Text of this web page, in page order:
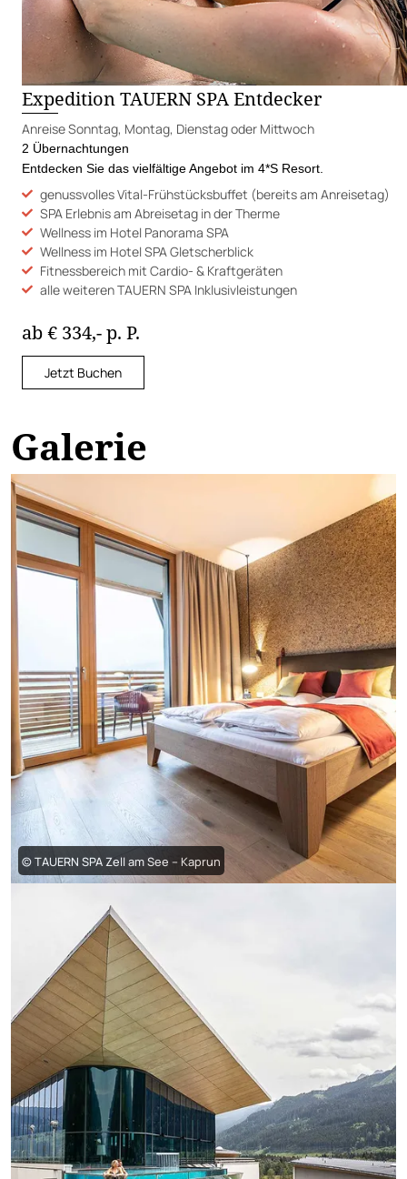
Expedition TAUERN SPA Entdecker
Anreise Sonntag, Montag, Dienstag oder Mittwoch
2 Übernachtungen
Entdecken Sie das vielfältige Angebot im 4*S Resort.
genussvolles Vital-Frühstücksbuffet (bereits am Anreisetag)
SPA Erlebnis am Abreisetag in der Therme
Wellness im Hotel Panorama SPA
Wellness im Hotel SPA Gletscherblick
Fitnessbereich mit Cardio- & Kraftgeräten
alle weiteren TAUERN SPA Inklusivleistungen
ab € 334,- p. P.
Jetzt Buchen
Galerie
© TAUERN SPA Zell am See – Kaprun